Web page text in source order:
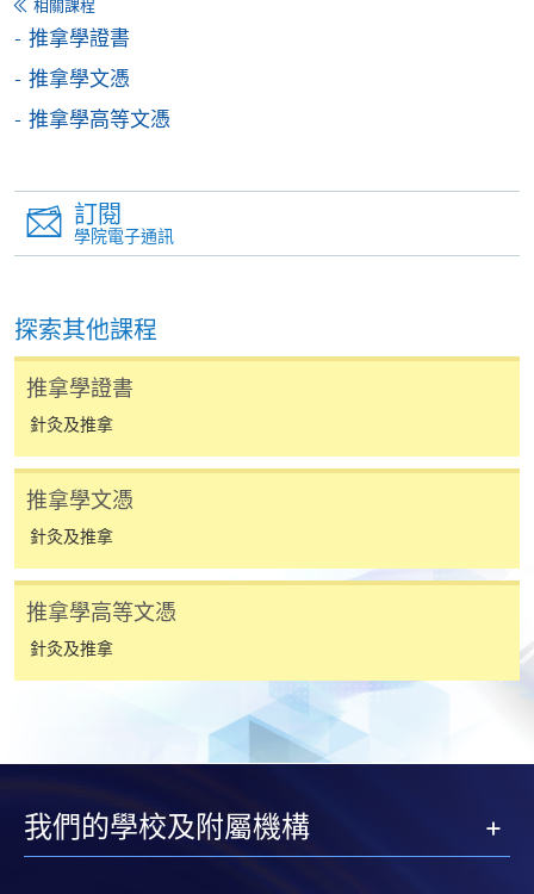
學專業進修學院」。支票背面請寫上課程名稱及申請
親臨學院各報名中心遞交劃線支票、報名表格及有關
證明文件；
「報讀課程」，惟學院對郵遞失誤而遺失的支票及個
人資料概不負責。
3. VISA / Mastercard
申請人可親臨學院任何一所報名中心，以 VISA 或
Mastercard（包括「香港大學專業進修學院
Mastercard卡」）繳付學費。香港大學專業進修學院
Mastercard卡持有人，如報讀課程滿港幣2,000元，可
享有十個月免息分期付款優惠，惟課程申請人必須為
信用卡持有人。詳情請向學院報名中心職員查詢。
4. 網上繳費服務
大部份公開招生的課程（以先到先得形式報名）及個
別學歷頒授課程提供網上報名/註冊服務，申請人可在
網上使用「繳費靈」（不適用於手機）、VISA或
付方式之外，如就讀學歷頒授課程設有網上服務，學
相關課程
推拿學證書
推拿學文憑
推拿學高等文憑
訂閱
學院電子通訊
探索其他課程
推拿學證書
針灸及推拿
推拿學文憑
針灸及推拿
推拿學高等文憑
針灸及推拿
我們的學校及附屬機構